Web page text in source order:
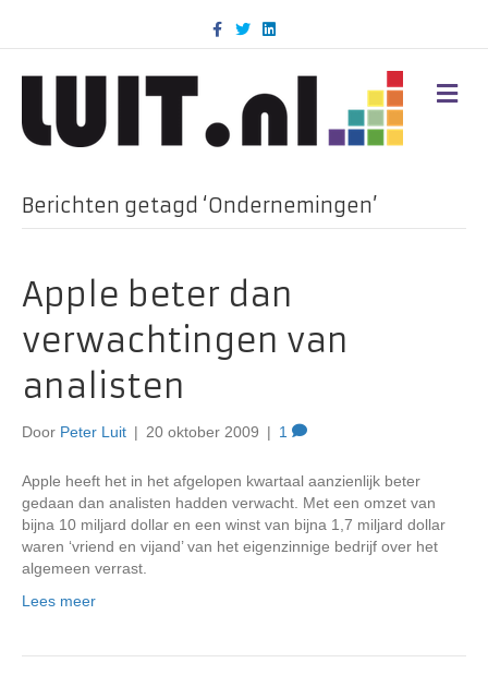
c
k
T
w
i
n
d
M
E
Berichten getagd ‘Ondernemingen’
Apple beter dan
verwachtingen van
analisten
Door Peter Luit | 20 oktober 2009 | 1
Apple heeft het in het afgelopen kwartaal aanzienlijk beter
gedaan dan analisten hadden verwacht. Met een omzet van
bijna 10 miljard dollar en een winst van bijna 1,7 miljard dollar
waren ‘vriend en vijand’ van het eigenzinnige bedrijf over het
algemeen verrast.
Lees meer